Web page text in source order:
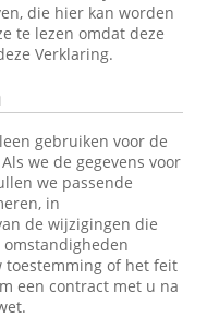
die hier kan worden
te lezen omdat deze
Verklaring.
gebruiken voor de
we de gegevens voor
we passende
in
de wijzigingen die
toestemming of het feit
een contract met u na